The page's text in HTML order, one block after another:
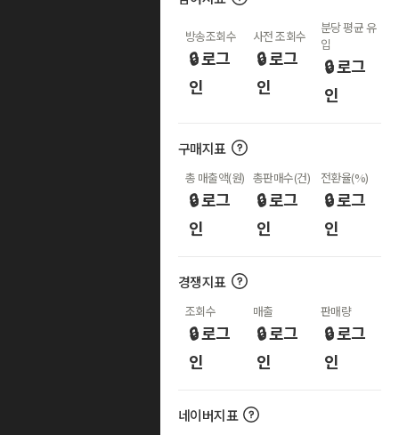
방송조회수
🔒 로그
인
사전 조회수
🔒 로그
인
분당 평균 유
입
🔒 로그
인
구매지표
총 매출액(원)
🔒 로그
인
총판매수(건)
🔒 로그
인
전환율(%)
🔒 로그
인
경쟁지표
조회수
🔒 로그
인
매출
🔒 로그
인
판매량
🔒 로그
인
네이버지표